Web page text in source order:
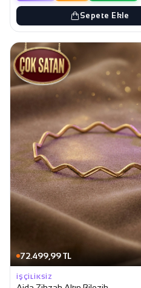
Sepete Ekle
72.499,99 TL
İŞÇILIKSIZ